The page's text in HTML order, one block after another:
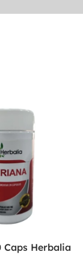
Caps Herbalia